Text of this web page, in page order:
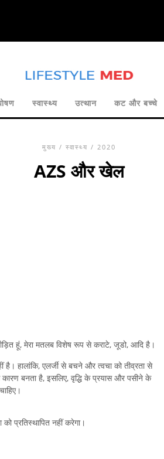
स्वास्थ्य उत्थान कट और बच्चे
मुख्य / स्वास्थ्य / 2020
AZS और खेल
हूं, मेरा मतलब विशेष रूप से कराटे, जूडो, आदि है।
हालांकि, एलर्जी से बचने और त्वचा को तीव्रता से
बनता है, इसलिए, वृद्धि के प्रयास और पसीने के
प्रतिस्थापित नहीं करेगा।